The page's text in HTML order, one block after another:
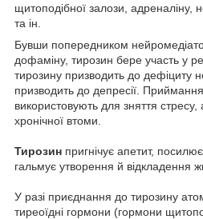
щитоподібної залози, адреналіну,
та ін.
Бувши попередником
дофаміну, тирозин бере участь у
тирозину призводить до дефіциту
призводить до депресії.
використовують для зняття
хронічної втоми.
Тирозин пригнічує апетит,
гальмує утворення й відкладення
У разі приєднання до тирозину
тиреоїдні гормони (гормони